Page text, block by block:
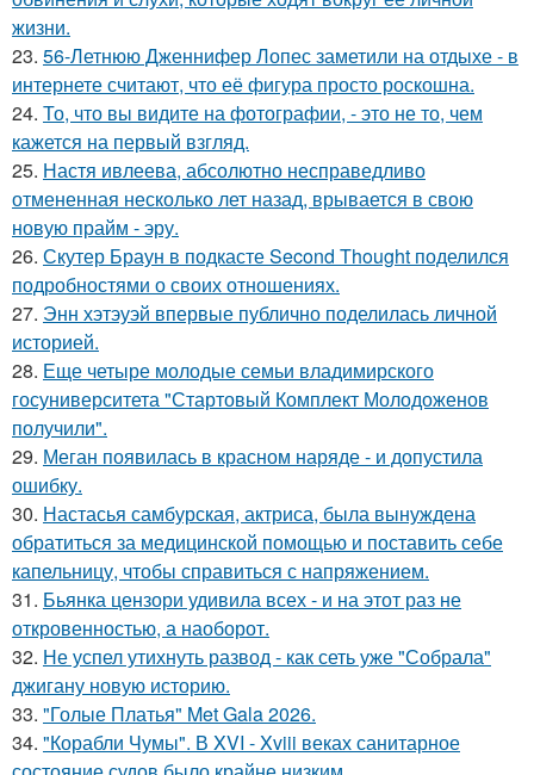
жизни.
23. 56-Летнюю Дженнифер Лопес заметили на отдыхе - в
интернете считают, что её фигура просто роскошна.
24. То, что вы видите на фотографии, - это не то, чем
кажется на первый взгляд.
25. Настя ивлеева, абсолютно несправедливо
отмененная несколько лет назад, врывается в свою
новую прайм - эру.
26. Скутер Браун в подкасте Second Thought поделился
подробностями о своих отношениях.
27. Энн хэтэуэй впервые публично поделилась личной
историей.
28. Еще четыре молодые семьи владимирского
госуниверситета "Стартовый Комплект Молодоженов
получили".
29. Меган появилась в красном наряде - и допустила
ошибку.
30. Настасья самбурская, актриса, была вынуждена
обратиться за медицинской помощью и поставить себе
капельницу, чтобы справиться с напряжением.
31. Бьянка цензори удивила всех - и на этот раз не
откровенностью, а наоборот.
32. Не успел утихнуть развод - как сеть уже "Собрала"
джигану новую историю.
33. "Голые Платья" Met Gala 2026.
34. "Корабли Чумы". В XVI - Xviii веках санитарное